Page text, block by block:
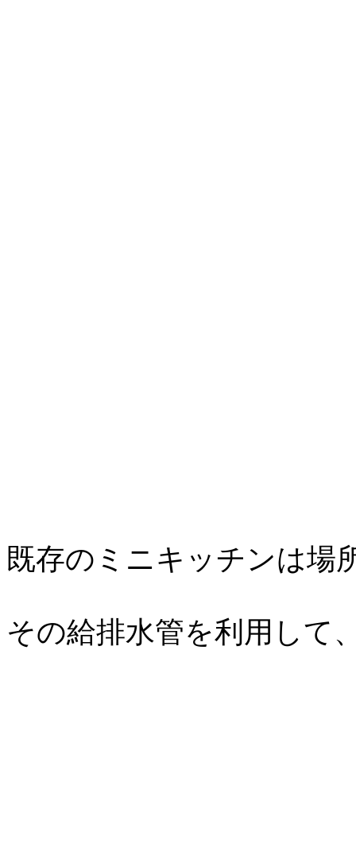
既存のミニキッチンは場
その給排水管を利用して